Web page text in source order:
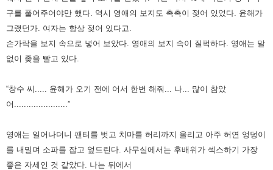
구를 풀어주어야만 했다. 역시 영애의 보지도 촉촉이 젖어 있었다. 윤해가
그랬던가. 여자는 항상 젖어 있다고.
손가락을 보지 속으로 넣어 보았다. 영애의 보지 속이 질퍽하다. 영애는 말
없이 좆을 빨고 있다.
“창수 씨..... 윤해가 오기 전에 어서 한번 해줘... 나... 많이 참았
어......................”
영애는 일어나더니 팬티를 벗고 치마를 허리까지 올리고 아주 허연 엉덩이
를 내밀며 소파를 잡고 엎드린다. 사무실에서는 후배위가 섹스하기 가장
좋은 자세인 것 같았다. 나는 뒤에서